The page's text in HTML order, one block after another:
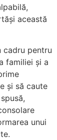
această
cadru pentru
familiei și a
și să caute
unui